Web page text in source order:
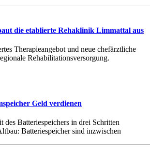
die etablierte Rehaklinik Limmattal aus
Therapieangebot und neue chefärztliche
Rehabilitationsversorgung.
Geld verdienen
des Batteriespeichers in drei Schritten
Batteriespeicher sind inzwischen